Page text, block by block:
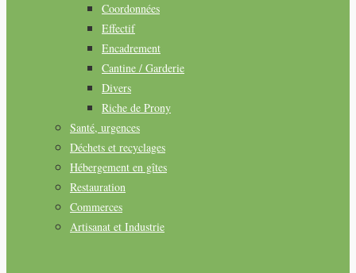
Coordonnées
Effectif
Encadrement
Cantine / Garderie
Divers
Riche de Prony
Santé, urgences
Déchets et recyclages
Hébergement en gîtes
Restauration
Commerces
Artisanat et Industrie